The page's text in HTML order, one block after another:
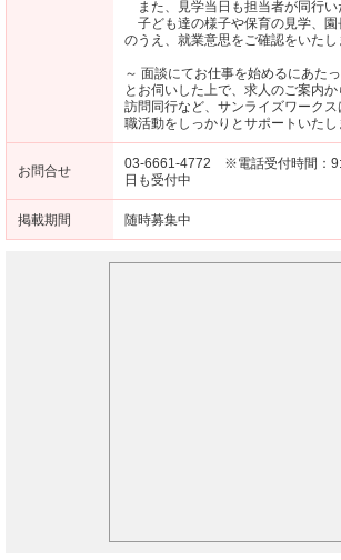
また、見学当日も担当者が同行い
子ども達の様子や保育の見学、園
のうえ、就業意思をご確認をいたし
～ 面談にてお仕事を始めるにあた
とお伺いした上で、求人のご案内か
訪問同行など、サンライズワーク
職活動をしっかりとサポートいたし
お問合せ
03-6661-4772 ※電話受付時間：
日も受付中
掲載期間 随時募集中